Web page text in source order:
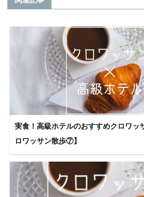
実食！高級ホテルのおすすめクロワッ
ロワッサン散歩⑦】